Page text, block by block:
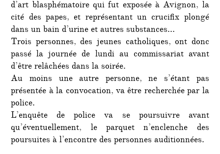
d’art blasphématoire qui fut exposée à Avignon, la
cité des papes, et représentant un crucifix plongé
dans un bain d’urine et autres substances…
Trois personnes, des jeunes catholiques, ont donc
passé la journée de lundi au commissariat avant
d’être relâchées dans la soirée.
Au moins une autre personne, ne s’étant pas
présentée à la convocation, va être recherchée par la
police.
L’enquête de police va se poursuivre avant
qu’éventuellement, le parquet n’enclenche des
poursuites à l’encontre des personnes auditionnées.